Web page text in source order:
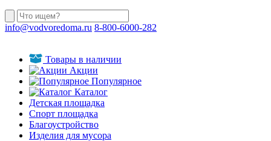
info@vodvoredoma.ru 8-800-6000-282
Товары в наличии
Акции
Популярное
Каталог
Детская площадка
Спорт площадка
Благоустройство
Изделия для мусора